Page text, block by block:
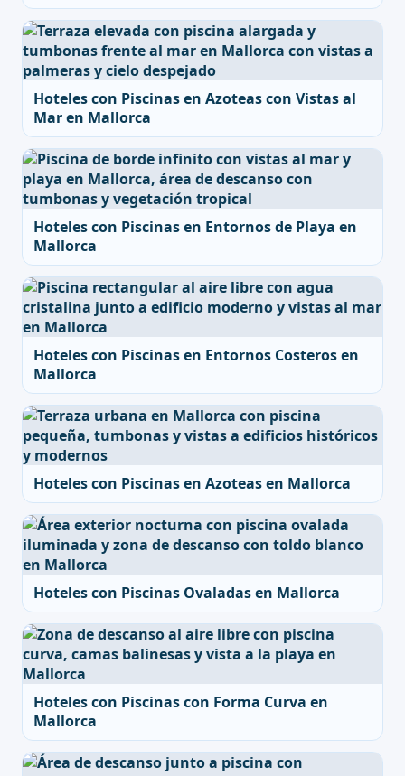
Hoteles con Piscinas en Azoteas con Vistas al
Mar en Mallorca
Hoteles con Piscinas en Entornos de Playa en
Mallorca
Hoteles con Piscinas en Entornos Costeros en
Mallorca
Hoteles con Piscinas en Azoteas en Mallorca
Hoteles con Piscinas Ovaladas en Mallorca
Hoteles con Piscinas con Forma Curva en
Mallorca